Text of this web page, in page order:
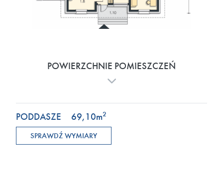
POWIERZCHNIE POMIESZCZEŃ
PODDASZE 69,10m2
SPRAWDŹ WYMIARY